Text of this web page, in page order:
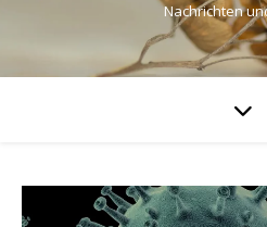
Nachrichten